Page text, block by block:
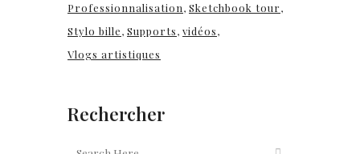
Professionnalisation Sketchbook tour
Stylo bille Supports vidéos
Vlogs artistiques
Rechercher